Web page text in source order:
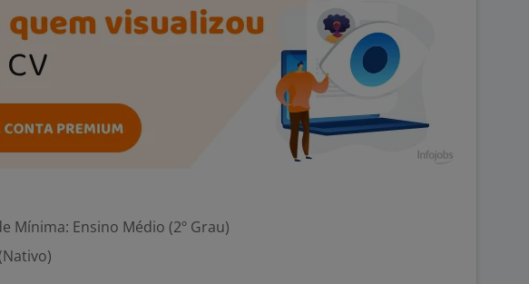
Mínima: Ensino Médio (2º Grau)